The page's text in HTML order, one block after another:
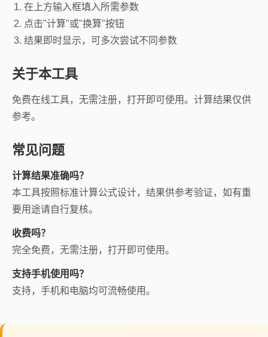
在上方输入框填入所需参数
点击"计算"或"换算"按钮
结果即时显示，可多次尝试不同参数
关于本工具
免费在线工具，无需注册，打开即可使用。计算结果仅供
参考。
常见问题
计算结果准确吗？
本工具按照标准计算公式设计，结果供参考验证，如有重
要用途请自行复核。
收费吗？
完全免费，无需注册，打开即可使用。
支持手机使用吗？
支持，手机和电脑均可流畅使用。